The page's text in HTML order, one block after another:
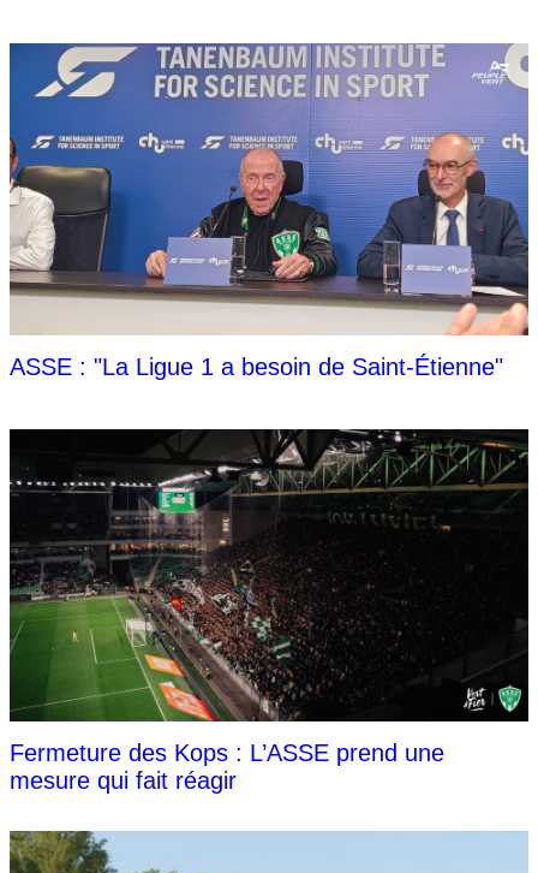
ASSE : "La Ligue 1 a besoin de Saint-Étienne"
Fermeture des Kops : L’ASSE prend une
mesure qui fait réagir